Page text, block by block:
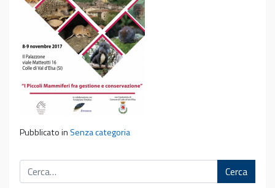
Pubblicato inSenza categoria
Cerca